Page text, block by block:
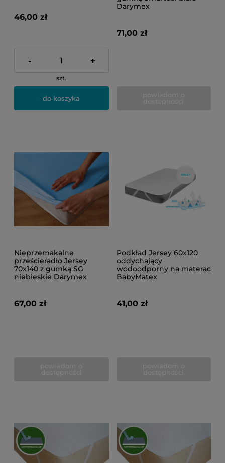
46,00 zł
- +
szt.
do koszyka
Darymex
71,00 zł
Nieprzemakalne
prześcieradło Jersey
70x140 z gumką SG
niebieskie Darymex
67,00 zł
Podkład Jersey 60x120
oddychający
wodoodporny na materac
BabyMatex
41,00 zł